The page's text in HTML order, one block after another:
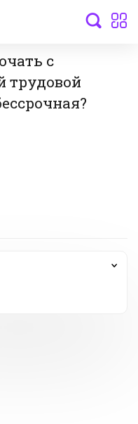
с
трудовой